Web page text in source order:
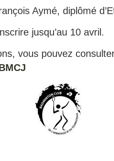
Aymé, diplômé
jusqu’au 10 avril.
vous pouvez